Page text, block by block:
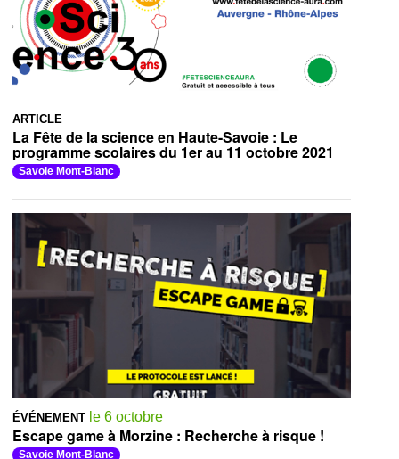
ARTICLE
La Fête de la science en Haute-Savoie : Le
programme scolaires du 1er au 11 octobre 2021
Savoie Mont-Blanc
ÉVÉNEMENT le 6 octobre
Escape game à Morzine : Recherche à risque !
Savoie Mont-Blanc